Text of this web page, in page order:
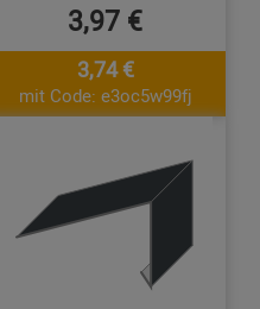
3,97 €
3,74 €
mit Code: e3oc5w99fj